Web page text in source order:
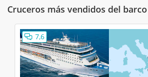
con Todo Incluido
Animación
Las comidas y bebidas
Cruceros más vendidos del
7,6